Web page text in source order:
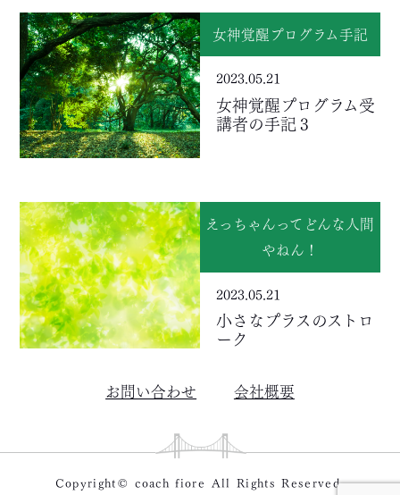
女神覚醒プログラム手記
2023.05.21
女神覚醒プログラム受
講者の手記３
えっちゃんってどんな人間
やねん！
2023.05.21
小さなプラスのストロ
ーク
お問い合わせ 会社概要
Copyright© coach fiore All Rights Reserved.